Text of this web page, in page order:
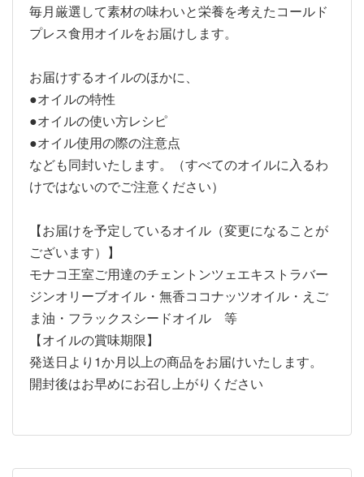
毎月厳選して素材の味わいと栄養を考えたコールド
プレス食用オイルをお届けします。
お届けするオイルのほかに、
●オイルの特性
●オイルの使い方レシピ
●オイル使用の際の注意点
なども同封いたします。（すべてのオイルに入るわ
けではないのでご注意ください）
【お届けを予定しているオイル（変更になることが
ございます）】
モナコ王室ご用達のチェントンツェエキストラバー
ジンオリーブオイル・無香ココナッツオイル・えご
ま油・フラックスシードオイル 等
【オイルの賞味期限】
発送日より1か月以上の商品をお届けいたします。
開封後はお早めにお召し上がりください